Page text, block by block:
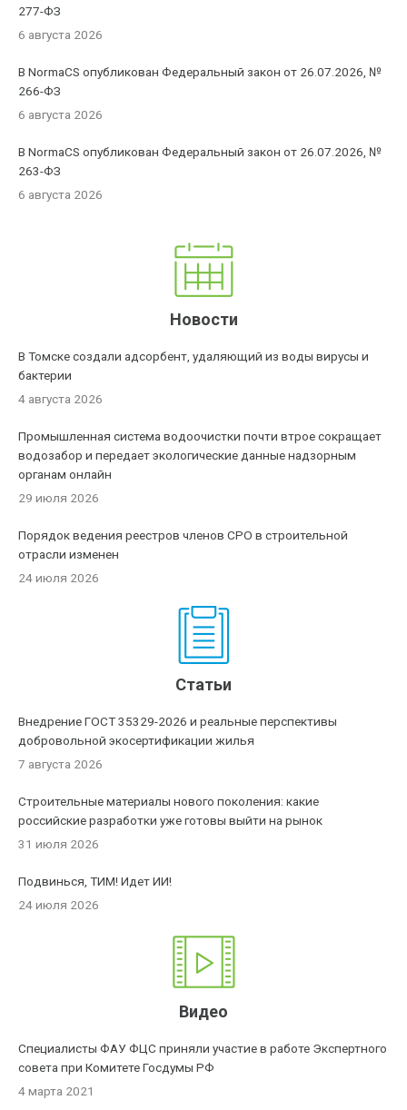
277-ФЗ
6 августа 2026
В NormaCS опубликован Федеральный закон от 26.07.2026, №
266-ФЗ
6 августа 2026
В NormaCS опубликован Федеральный закон от 26.07.2026, №
263-ФЗ
6 августа 2026
Новости
В Томске создали адсорбент, удаляющий из воды вирусы и
бактерии
4 августа 2026
Промышленная система водоочистки почти втрое сокращает
водозабор и передает экологические данные надзорным
органам онлайн
29 июля 2026
Порядок ведения реестров членов СРО в строительной
отрасли изменен
24 июля 2026
Статьи
Внедрение ГОСТ 35329-2026 и реальные перспективы
добровольной экосертификации жилья
7 августа 2026
Строительные материалы нового поколения: какие
российские разработки уже готовы выйти на рынок
31 июля 2026
Подвинься, ТИМ! Идет ИИ!
24 июля 2026
Видео
Специалисты ФАУ ФЦС приняли участие в работе Экспертного
совета при Комитете Госдумы РФ
4 марта 2021